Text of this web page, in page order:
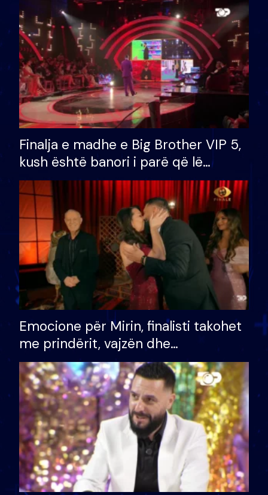
Finalja e madhe e Big Brother VIP 5,
kush është banori i parë që lë
shtëpinë dhe humb mundësinë për
të fituar çmimin e madh
Emocione për Mirin, finalisti takohet
me prindërit, vajzën dhe
bashkëshorten: S’kemi ndonjë letër
divorci apo jo?